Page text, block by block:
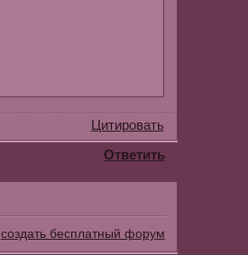
Цитировать
Ответить
создать бесплатный форум